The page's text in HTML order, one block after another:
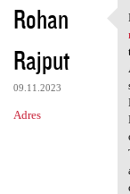
Rohan
Rajput
09.11.2023
Adres